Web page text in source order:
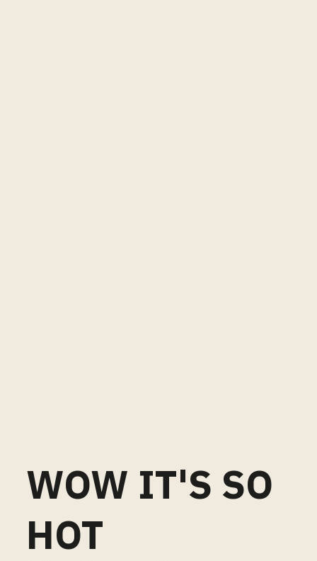
WOW IT'S SO
HOT